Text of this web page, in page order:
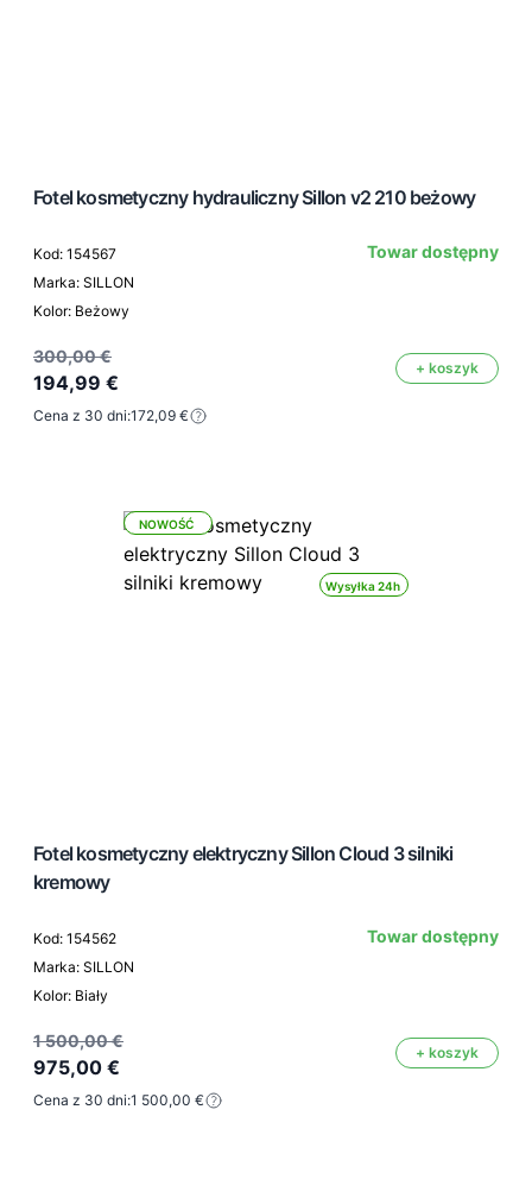
Fotel kosmetyczny hydrauliczny Sillon v2 210 beżowy
Kod: 154567
Marka: SILLON
Kolor: Beżowy
Towar dostępny
300,00 €
194,99 €
+ koszyk
Cena z 30 dni:172,09 €
Wysyłka 24h
NOWOŚĆ
Fotel kosmetyczny elektryczny Sillon Cloud 3 silniki
kremowy
Kod: 154562
Marka: SILLON
Kolor: Biały
Towar dostępny
1 500,00 €
975,00 €
+ koszyk
Cena z 30 dni:1 500,00 €